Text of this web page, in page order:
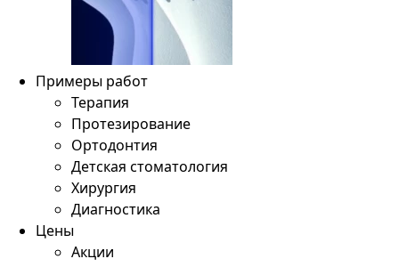
Примеры работ
Терапия
Протезирование
Ортодонтия
Детская стоматология
Хирургия
Диагностика
Цены
Акции